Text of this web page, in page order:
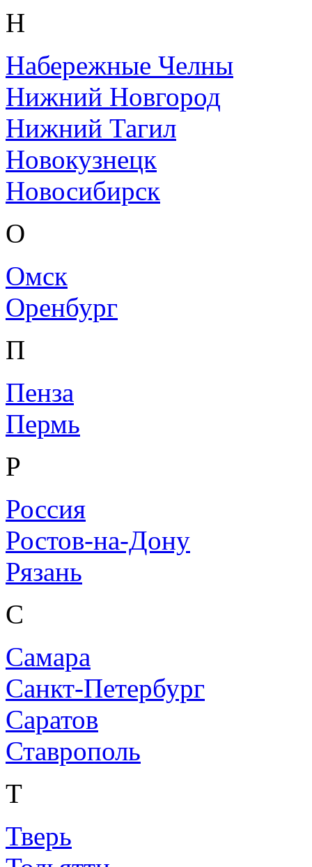
Н
Набережные Челны
Нижний Новгород
Нижний Тагил
Новокузнецк
Новосибирск
О
Омск
Оренбург
П
Пенза
Пермь
Р
Россия
Ростов-на-Дону
Рязань
С
Самара
Санкт-Петербург
Саратов
Ставрополь
Т
Тверь